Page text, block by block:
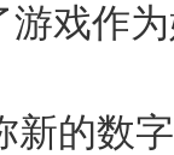
戏作
新的数